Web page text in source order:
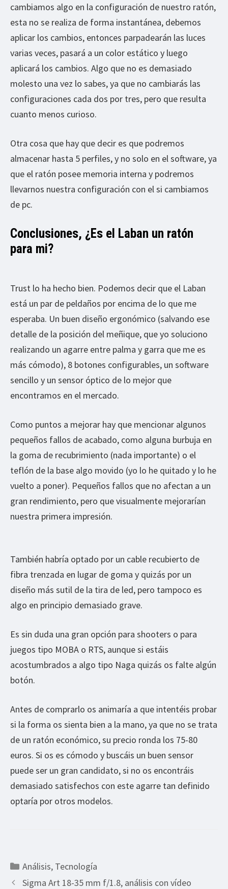
cambiamos algo en la configuración de nuestro ratón,
esta no se realiza de forma instantánea, debemos
aplicar los cambios, entonces parpadearán las luces
varias veces, pasará a un color estático y luego
aplicará los cambios. Algo que no es demasiado
molesto una vez lo sabes, ya que no cambiarás las
configuraciones cada dos por tres, pero que resulta
cuanto menos curioso.
Otra cosa que hay que decir es que podremos
almacenar hasta 5 perfiles, y no solo en el software, ya
que el ratón posee memoria interna y podremos
llevarnos nuestra configuración con el si cambiamos
de pc.
Conclusiones, ¿Es el Laban un ratón
para mi?
Trust lo ha hecho bien. Podemos decir que el Laban
está un par de peldaños por encima de lo que me
esperaba. Un buen diseño ergonómico (salvando ese
detalle de la posición del meñique, que yo soluciono
realizando un agarre entre palma y garra que me es
más cómodo), 8 botones configurables, un software
sencillo y un sensor óptico de lo mejor que
encontramos en el mercado.
Como puntos a mejorar hay que mencionar algunos
pequeños fallos de acabado, como alguna burbuja en
la goma de recubrimiento (nada importante) o el
teflón de la base algo movido (yo lo he quitado y lo he
vuelto a poner). Pequeños fallos que no afectan a un
gran rendimiento, pero que visualmente mejorarían
nuestra primera impresión.
También habría optado por un cable recubierto de
fibra trenzada en lugar de goma y quizás por un
diseño más sutil de la tira de led, pero tampoco es
algo en principio demasiado grave.
Es sin duda una gran opción para shooters o para
juegos tipo MOBA o RTS, aunque si estáis
acostumbrados a algo tipo Naga quizás os falte algún
botón.
Antes de comprarlo os animaría a que intentéis probar
si la forma os sienta bien a la mano, ya que no se trata
de un ratón económico, su precio ronda los 75-80
euros. Si os es cómodo y buscáis un buen sensor
puede ser un gran candidato, si no os encontráis
demasiado satisfechos con este agarre tan definido
optaría por otros modelos.
Categorías
Análisis, Tecnología
Sigma Art 18-35 mm f/1.8, análisis con vídeo